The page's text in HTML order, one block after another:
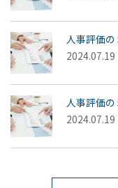
人事評価
2024.07.19
人事評価
2024.07.19